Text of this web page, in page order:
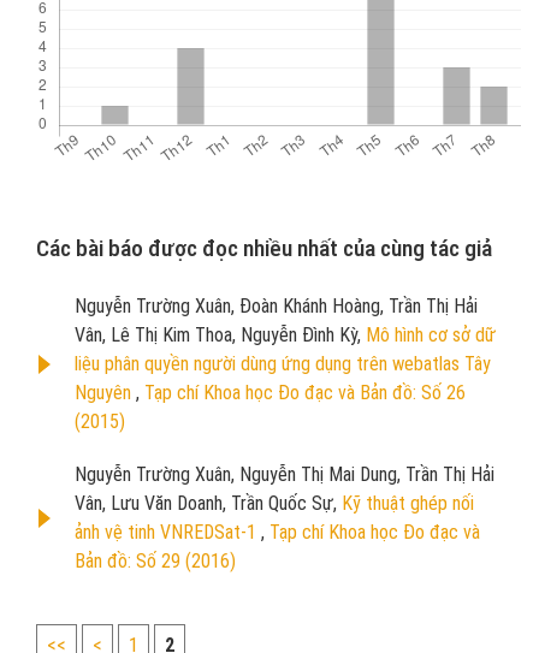
Các bài báo được đọc nhiều nhất của cùng tác giả
Nguyễn Trường Xuân, Đoàn Khánh Hoàng, Trần Thị Hải
Vân, Lê Thị Kim Thoa, Nguyễn Đình Kỳ, Mô hình cơ sở dữ
liệu phân quyền người dùng ứng dụng trên webatlas Tây
Nguyên , Tạp chí Khoa học Đo đạc và Bản đồ: Số 26
(2015)
Nguyễn Trường Xuân, Nguyễn Thị Mai Dung, Trần Thị Hải
Vân, Lưu Văn Doanh, Trần Quốc Sự, Kỹ thuật ghép nối
ảnh vệ tinh VNREDSat-1 , Tạp chí Khoa học Đo đạc và
Bản đồ: Số 29 (2016)
<< < 1 2